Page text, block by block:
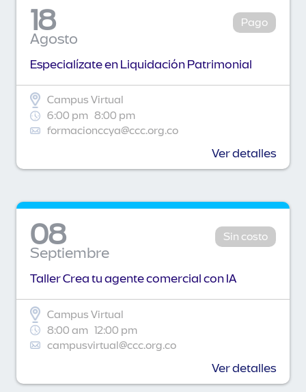
18
Agosto
Pago
Especialízate en Liquidación Patrimonial
Campus Virtual
6:00 pm 8:00 pm
formacionccya@ccc.org.co
Ver detalles
08
Septiembre
Sin costo
Taller Crea tu agente comercial con IA
Campus Virtual
8:00 am 12:00 pm
campusvirtual@ccc.org.co
Ver detalles